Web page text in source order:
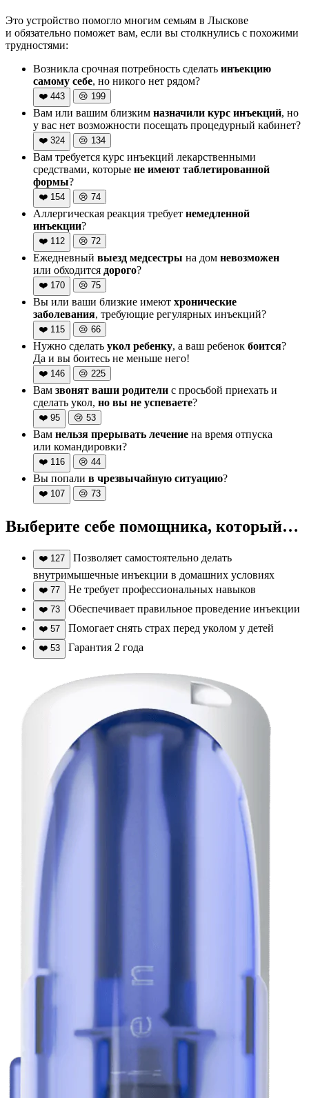
Это устройство помогло многим семьям в Лыскове
и обязательно поможет вам, если вы столкнулись с похожими
трудностями:
Возникла срочная потребность сделать инъекцию
самому себе, но никого нет рядом?
❤️ 443 😢 199
Вам или вашим близким назначили курс инъекций, но
у вас нет возможности посещать процедурный кабинет?
❤️ 324 😢 134
Вам требуется курс инъекций лекарственными
средствами, которые не имеют таблетированной
формы?
❤️ 154 😢 74
Аллергическая реакция требует немедленной
инъекции?
❤️ 112 😢 72
Ежедневный выезд медсестры на дом невозможен
или обходится дорого?
❤️ 170 😢 75
Вы или ваши близкие имеют хронические
заболевания, требующие регулярных инъекций?
❤️ 115 😢 66
Нужно сделать укол ребенку, а ваш ребенок боится?
Да и вы боитесь не меньше него!
❤️ 146 😢 225
Вам звонят ваши родители с просьбой приехать и
сделать укол, но вы не успеваете?
❤️ 95 😢 53
Вам нельзя прерывать лечение на время отпуска
или командировки?
❤️ 116 😢 44
Вы попали в чрезвычайную ситуацию?
❤️ 107 😢 73
Выберите себе помощника, который…
❤️ 127
Позволяет самостоятельно делать
внутримышечные инъекции в домашних условиях
❤️ 77 Не требует профессиональных навыков
❤️ 73 Обеспечивает правильное проведение инъекции
❤️ 57 Помогает снять страх перед уколом у детей
❤️ 53 Гарантия 2 года